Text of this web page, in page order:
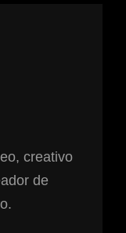
creativo
de